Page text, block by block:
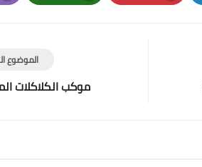
Pinterest
Whatsapp
الموضوع
موكب الكلاكلات